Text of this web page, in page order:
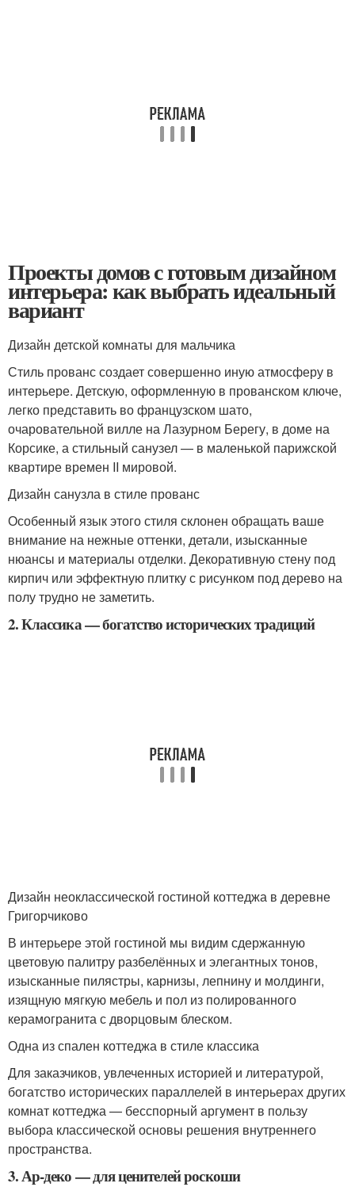
Проекты домов с готовым дизайном
интерьера: как выбрать идеальный
вариант
Дизайн детской комнаты для мальчика
Стиль прованс создает совершенно иную атмосферу в
интерьере. Детскую, оформленную в прованском ключе,
легко представить во французском шато,
очаровательной вилле на Лазурном Берегу, в доме на
Корсике, а стильный санузел — в маленькой парижской
квартире времен II мировой.
Дизайн санузла в стиле прованс
Особенный язык этого стиля склонен обращать ваше
внимание на нежные оттенки, детали, изысканные
нюансы и материалы отделки. Декоративную стену под
кирпич или эффектную плитку с рисунком под дерево на
полу трудно не заметить.
2. Классика — богатство исторических традиций
Дизайн неоклассической гостиной коттеджа в деревне
Григорчиково
В интерьере этой гостиной мы видим сдержанную
цветовую палитру разбелённых и элегантных тонов,
изысканные пилястры, карнизы, лепнину и молдинги,
изящную мягкую мебель и пол из полированного
керамогранита с дворцовым блеском.
Одна из спален коттеджа в стиле классика
Для заказчиков, увлеченных историей и литературой,
богатство исторических параллелей в интерьерах других
комнат коттеджа — бесспорный аргумент в пользу
выбора классической основы решения внутреннего
пространства.
3. Ар-деко — для ценителей роскоши